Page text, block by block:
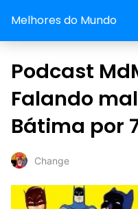
Melhores do Mundo
Podcast
Falando
Bátima por
Change